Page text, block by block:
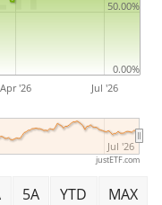
Apr '26 Jul '26
Jul '26
0.00%
50.00%
justETF.com
5A YTD MAX